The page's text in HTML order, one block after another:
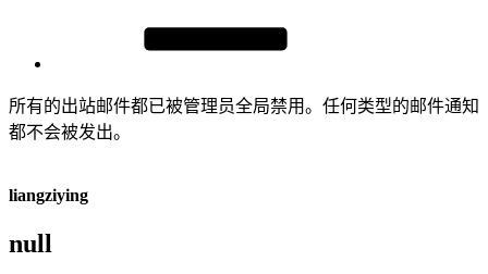
所有的出站邮件都已被管理员全局禁用。任何类型的邮件通知
都不会被发出。
liangziying
null